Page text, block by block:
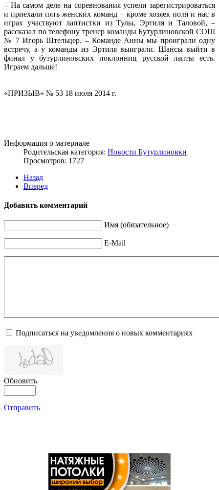
– На самом деле на соревнования успели зарегистрироваться
и приехали пять женских команд – кроме хозяек поля и нас в
играх участвуют лаптистки из Тулы, Эртиля и Таловой, –
рассказал по телефону тренер команды Бутурлиновской СОШ
№ 7 Игорь Штельцер. – Команде Анны мы проиграли одну
встречу, а у команды из Эртиля выиграли. Шансы выйти в
финал у бутурлиновских поклонниц русской лапты есть.
Играем дальше!
«ПРИЗЫВ» № 53 18 июля 2014 г.
Информация о материале
Родительская категория: Новости Бутурлиновки
Просмотров: 1727
Назад
Вперед
Добавить комментарий
Имя (обязательное)
E-Mail
Подписаться на уведомления о новых комментариях
Обновить
Отправить